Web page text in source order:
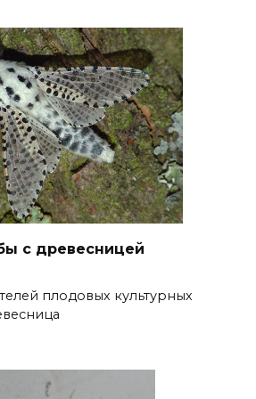
с древесницей
плодовых культурных